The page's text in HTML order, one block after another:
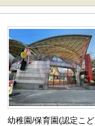
幼稚園/保育園(認定こど